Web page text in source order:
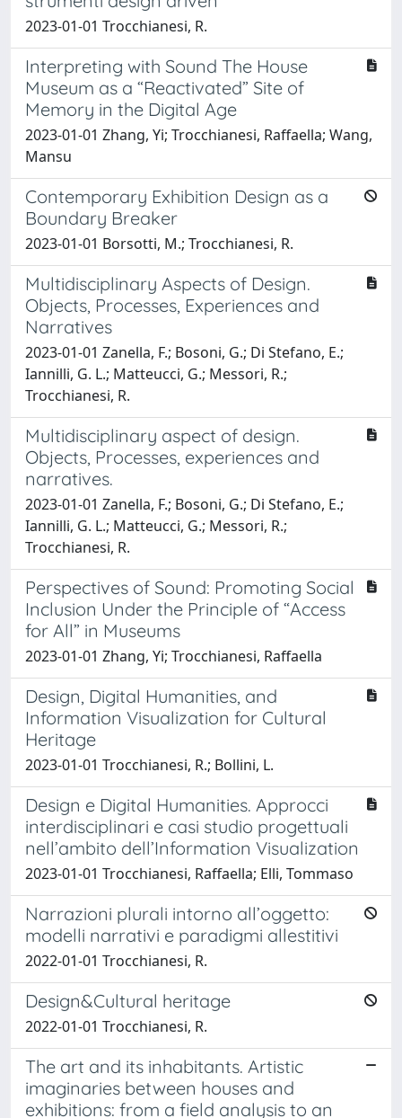
2023-01-01 Trocchianesi, R.
Interpreting with Sound The House
Museum as a “Reactivated” Site of
Memory in the Digital Age
2023-01-01 Zhang, Yi; Trocchianesi, Raffaella; Wang,
Mansu
Contemporary Exhibition Design as a
Boundary Breaker
2023-01-01 Borsotti, M.; Trocchianesi, R.
Multidisciplinary Aspects of Design.
Objects, Processes, Experiences and
Narratives
2023-01-01 Zanella, F.; Bosoni, G.; Di Stefano, E.;
Iannilli, G. L.; Matteucci, G.; Messori, R.;
Trocchianesi, R.
Multidisciplinary aspect of design.
Objects, Processes, experiences and
narratives.
2023-01-01 Zanella, F.; Bosoni, G.; Di Stefano, E.;
Iannilli, G. L.; Matteucci, G.; Messori, R.;
Trocchianesi, R.
Perspectives of Sound: Promoting Social
Inclusion Under the Principle of “Access
for All” in Museums
2023-01-01 Zhang, Yi; Trocchianesi, Raffaella
Design, Digital Humanities, and
Information Visualization for Cultural
Heritage
2023-01-01 Trocchianesi, R.; Bollini, L.
Design e Digital Humanities. Approcci
interdisciplinari e casi studio progettuali
nell’ambito dell’Information Visualization
2023-01-01 Trocchianesi, Raffaella; Elli, Tommaso
Narrazioni plurali intorno all’oggetto:
modelli narrativi e paradigmi allestitivi
2022-01-01 Trocchianesi, R.
Design&Cultural heritage
2022-01-01 Trocchianesi, R.
The art and its inhabitants. Artistic
imaginaries between houses and
exhibitions: from a field analysis to an